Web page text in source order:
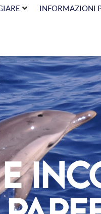
INFORMAZIONI
e